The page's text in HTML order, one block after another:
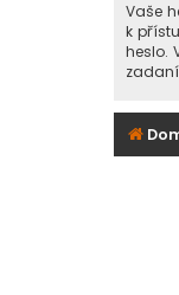
Vaše
k
heslo.